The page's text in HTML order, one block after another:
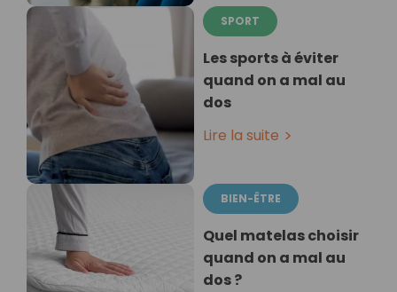
SPORT
Les sports à éviter
quand on a mal au
dos
Lire la suite
BIEN-ÊTRE
Quel matelas choisir
quand on a mal au
dos ?